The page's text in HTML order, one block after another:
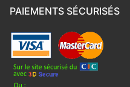
PAIEMENTS SÉCURISÉS